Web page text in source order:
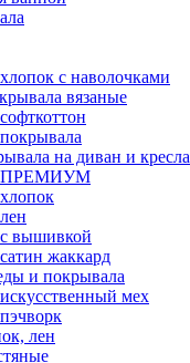
с наволочками
вязаные
на диван и кресла
ПРЕМИУМ
вышивкой
жаккард
и покрывала
мех
лен